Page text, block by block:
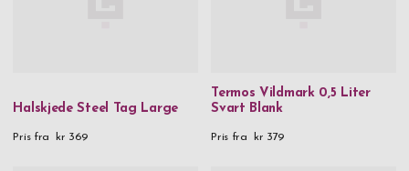
Halskjede Steel Tag Large
Pris fra kr 369
Termos Vildmark 0,5 Liter
Svart Blank
Pris fra kr 379